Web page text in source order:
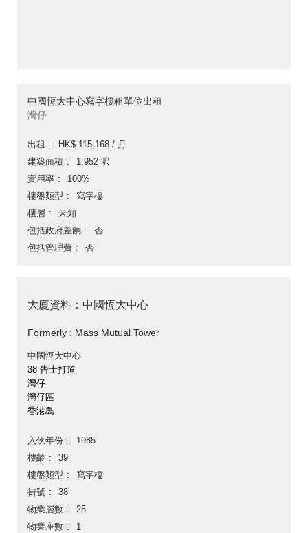
中國恆大中心寫字樓租單位出租
灣仔
出租
HK$ 115,168 / 月
建築面積
1,952 呎
實用率
100%
樓盤類型
寫字樓
樓層
未知
包括政府差餉
否
包括管理費
否
大廈資料：中國恆大中心
Formerly : Mass Mutual Tower
中國恆大中心
38 告士打道
灣仔
灣仔區
香港島
入伙年份
1985
樓齡
39
樓盤類型
寫字樓
街號
38
物業層數
25
物業座數
1